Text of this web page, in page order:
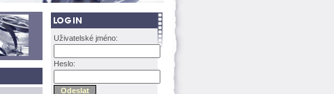
Uživatelské jméno:
Heslo: